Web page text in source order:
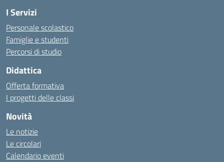
I Servizi
Personale scolastico
Famiglie e studenti
Percorsi di studio
Didattica
Offerta formativa
I progetti delle classi
Novità
Le notizie
Le circolari
Calendario eventi